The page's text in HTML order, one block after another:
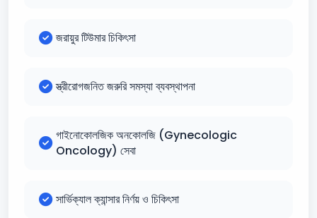
জরায়ুর টিউমার চিকিৎসা
স্ত্রীরোগজনিত জরুরি সমস্যা ব্যবস্থাপনা
গাইনোকোলজিক অনকোলজি (Gynecologic
Oncology) সেবা
সার্ভিক্যাল ক্যান্সার নির্ণয় ও চিকিৎসা